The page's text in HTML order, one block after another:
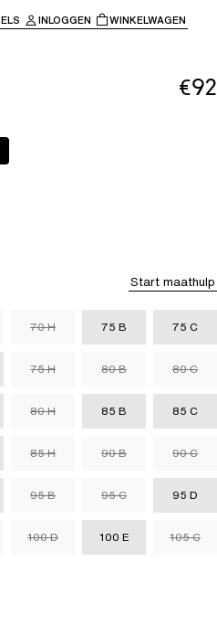
INLOGGEN WINKELWAGEN
€92
Start maathulp
70 H 75 B 75 C
75 H 80 B 80 C
80 H 85 B 85 C
85 H 90 B 90 C
95 B 95 C 95 D
100 D 100 E 105 C